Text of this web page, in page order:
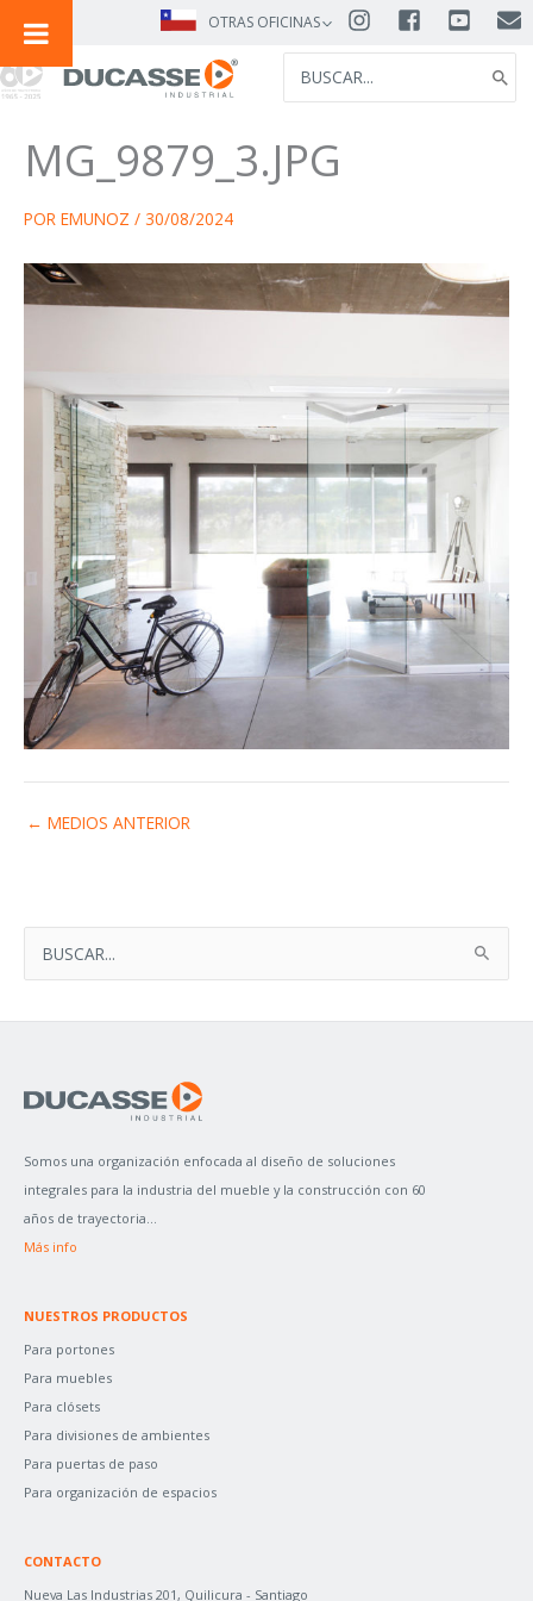
CONTENIDO
OTRAS OFICINAS
FOR:
S
O
R
:
MG_9879_3.JPG
POR EMUNOZ / 30/08/2024
← MEDIOS ANTERIOR
Somos una organización enfocada al diseño de soluciones
integrales para la industria del mueble y la construcción con 60
años de trayectoria...
Más info
NUESTROS PRODUCTOS
Para portones
Para muebles
Para clósets
Para divisiones de ambientes
Para puertas de paso
Para organización de espacios
CONTACTO
Nueva Las Industrias 201, Quilicura - Santiago